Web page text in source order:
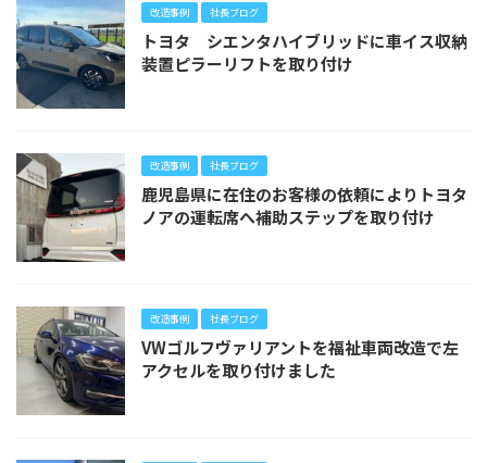
改造事例 社長ブログ
トヨタ シエンタハイブリッドに車イス収納
装置ピラーリフトを取り付け
改造事例 社長ブログ
鹿児島県に在住のお客様の依頼によりトヨタ
ノアの運転席へ補助ステップを取り付け
改造事例 社長ブログ
VWゴルフヴァリアントを福祉車両改造で左
アクセルを取り付けました